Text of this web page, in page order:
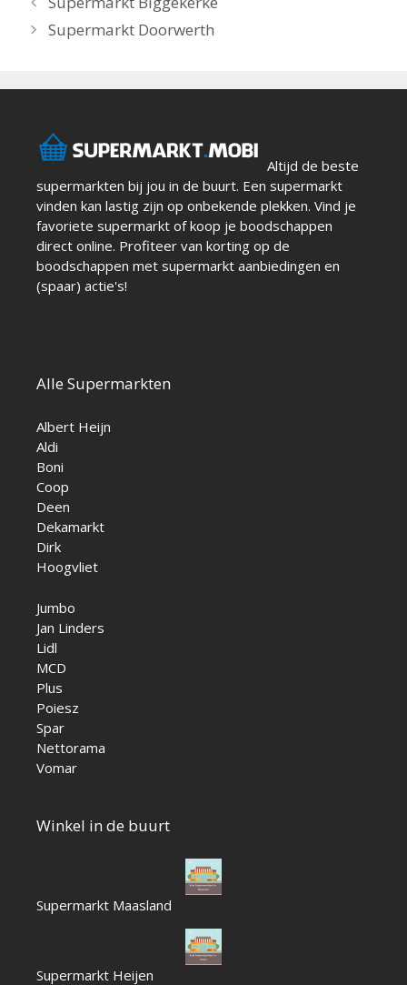
Supermarkt Doorwerth
Altijd de beste
supermarkten bij jou in de buurt. Een supermarkt
vinden kan lastig zijn op onbekende plekken. Vind je
favoriete supermarkt of koop je boodschappen
direct online. Profiteer van korting op de
boodschappen met supermarkt aanbiedingen en
(spaar) actie's!
Alle Supermarkten
Albert Heijn
Aldi
Boni
Coop
Deen
Dekamarkt
Dirk
Hoogvliet
Jumbo
Jan Linders
Lidl
MCD
Plus
Poiesz
Spar
Nettorama
Vomar
Winkel in de buurt
Supermarkt Maasland
Supermarkt Heijen